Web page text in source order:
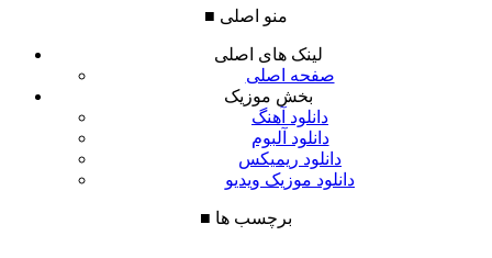
■ منو اصلی
لینک های اصلی
صفحه اصلی
بخش موزیک
دانلود آهنگ
دانلود آلبوم
دانلود ریمیکس
دانلود موزیک ویدیو
■ برچسب ها